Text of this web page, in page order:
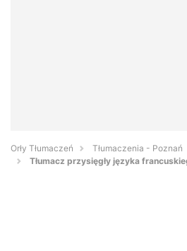
Orły Tłumaczeń
Tłumaczenia - Poznań
Tłumacz przysięgły języka